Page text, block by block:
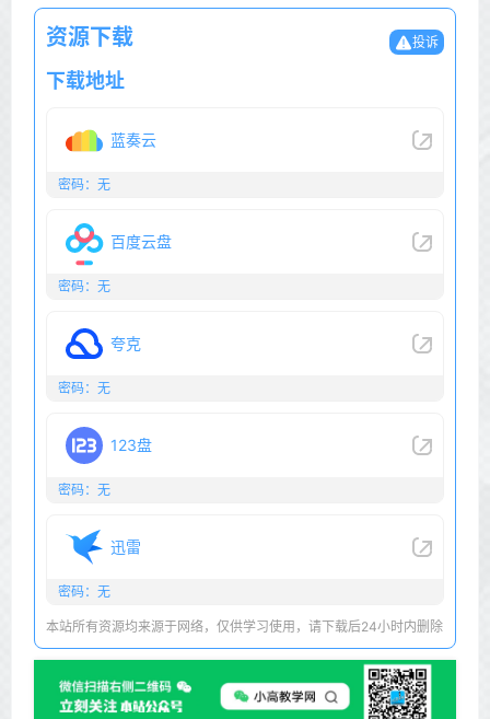
资源下载 投诉
下载地址
蓝奏云
密码：无
百度云盘
密码：无
夸克
密码：无
123盘
密码：无
迅雷
密码：无
本站所有资源均来源于网络，仅供学习使用，请下载后24小时内删除